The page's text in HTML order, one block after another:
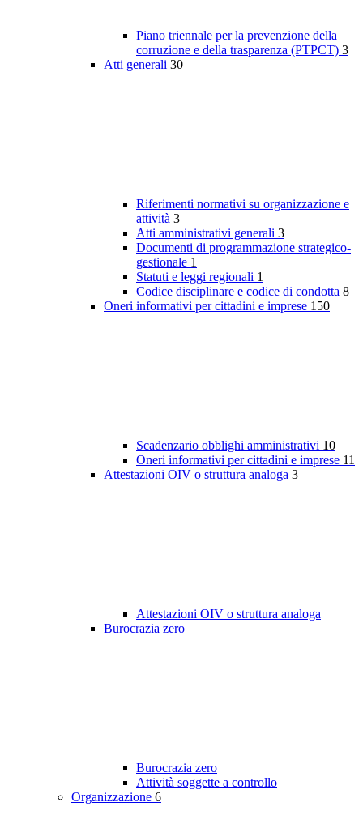
Piano triennale per la prevenzione della
corruzione e della trasparenza (PTPCT) 3
Atti generali 30
Riferimenti normativi su organizzazione e
attività 3
Atti amministrativi generali 3
Documenti di programmazione strategico-
gestionale 1
Statuti e leggi regionali 1
Codice disciplinare e codice di condotta 8
Oneri informativi per cittadini e imprese 150
Scadenzario obblighi amministrativi 10
Oneri informativi per cittadini e imprese 11
Attestazioni OIV o struttura analoga 3
Attestazioni OIV o struttura analoga
Burocrazia zero
Burocrazia zero
Attività soggette a controllo
Organizzazione 6